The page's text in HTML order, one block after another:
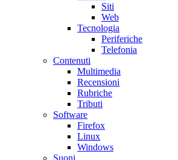
Siti
Web
Tecnologia
Periferiche
Telefonia
Contenuti
Multimedia
Recensioni
Rubriche
Tributi
Software
Firefox
Linux
Windows
Suoni